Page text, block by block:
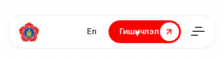
En
Гишүүнчлэл
Гишүүнчлэл